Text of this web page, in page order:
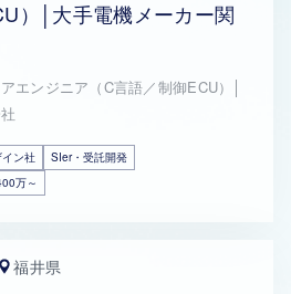
）│大手電機メーカー関
エンジニア（C言語／制御ECU）│
ン社
SIer・受託開発
万～
福井県